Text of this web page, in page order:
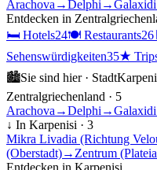
Arachova →Delphi →Galaxidi
Entdecken in
🛏 Hotels24🍽 Restaurants26
Sehenswürdigkeiten35★
🏙Sie sind hier · Stadt
Zentralgriechenland · 5
Arachova →Delphi →Galaxidi
↓ In Karpenisi · 3
Mikra Livadia (Richtung
(Oberstadt)→ Zentrum
Entdecken in Karpenisi